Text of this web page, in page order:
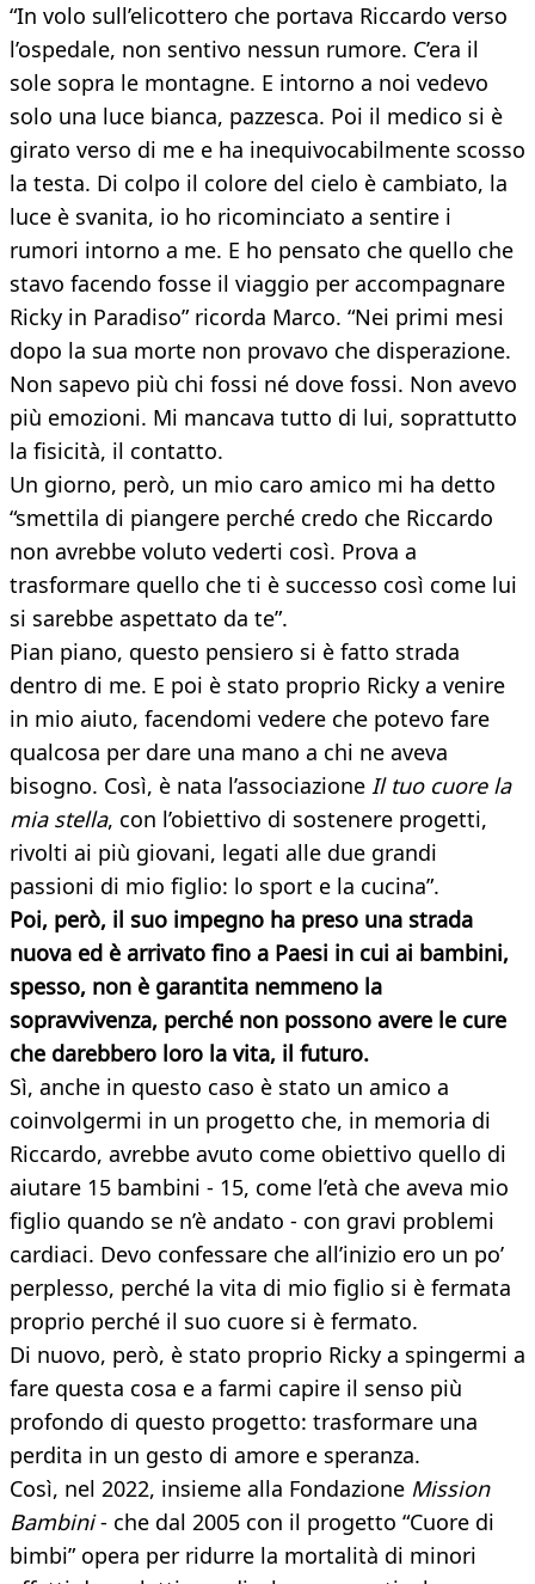
“In volo sull’elicottero che portava Riccardo verso
l’ospedale, non sentivo nessun rumore. C’era il
sole sopra le montagne. E intorno a noi vedevo
solo una luce bianca, pazzesca. Poi il medico si è
girato verso di me e ha inequivocabilmente scosso
la testa. Di colpo il colore del cielo è cambiato, la
luce è svanita, io ho ricominciato a sentire i
rumori intorno a me. E ho pensato che quello che
stavo facendo fosse il viaggio per accompagnare
Ricky in Paradiso” ricorda Marco. “Nei primi mesi
dopo la sua morte non provavo che disperazione.
Non sapevo più chi fossi né dove fossi. Non avevo
più emozioni. Mi mancava tutto di lui, soprattutto
la fisicità, il contatto.
Un giorno, però, un mio caro amico mi ha detto
“smettila di piangere perché credo che Riccardo
non avrebbe voluto vederti così. Prova a
trasformare quello che ti è successo così come lui
si sarebbe aspettato da te”.
Pian piano, questo pensiero si è fatto strada
dentro di me. E poi è stato proprio Ricky a venire
in mio aiuto, facendomi vedere che potevo fare
qualcosa per dare una mano a chi ne aveva
bisogno. Così, è nata l’associazione Il tuo cuore la
mia stella, con l’obiettivo di sostenere progetti,
rivolti ai più giovani, legati alle due grandi
passioni di mio figlio: lo sport e la cucina”.
Poi, però, il suo impegno ha preso una strada
nuova ed è arrivato fino a Paesi in cui ai bambini,
spesso, non è garantita nemmeno la
sopravvivenza, perché non possono avere le cure
che darebbero loro la vita, il futuro.
Sì, anche in questo caso è stato un amico a
coinvolgermi in un progetto che, in memoria di
Riccardo, avrebbe avuto come obiettivo quello di
aiutare 15 bambini - 15, come l’età che aveva mio
figlio quando se n’è andato - con gravi problemi
cardiaci. Devo confessare che all’inizio ero un po’
perplesso, perché la vita di mio figlio si è fermata
proprio perché il suo cuore si è fermato.
Di nuovo, però, è stato proprio Ricky a spingermi a
fare questa cosa e a farmi capire il senso più
profondo di questo progetto: trasformare una
perdita in un gesto di amore e speranza.
Così, nel 2022, insieme alla Fondazione Mission
Bambini- che dal 2005 con il progetto “Cuore di
bimbi” opera per ridurre la mortalità di minori